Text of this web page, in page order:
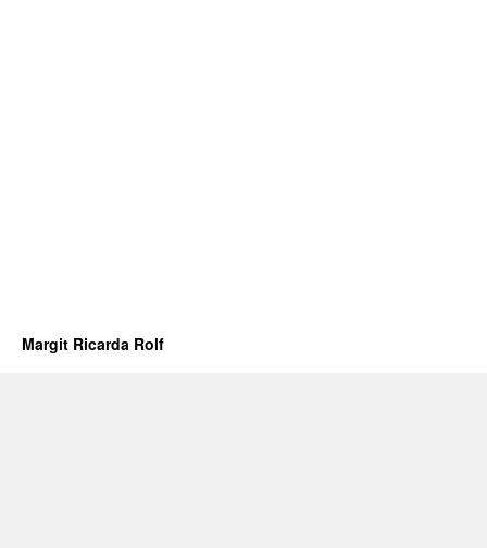
Margit Ricarda Rolf